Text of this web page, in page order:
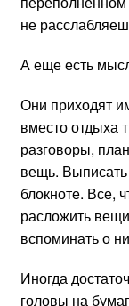
не
А еще есть
Они приходят
вместо отдыха
разговоры,
вещь. Выписать
блокноте. Все,
расложить
вспоминать о
Иногда
головы на